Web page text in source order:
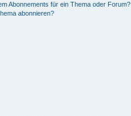
Abonnements für ein Thema oder Forum?
abonnieren?